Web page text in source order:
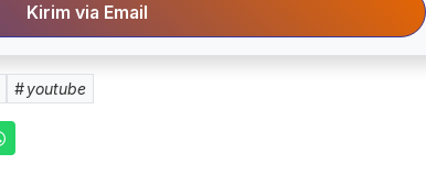
Kirim via Email
youtube